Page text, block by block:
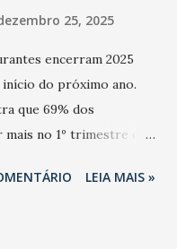
25, 2025
encerram 2025
do próximo ano.
que 69% dos
no 1º trimestre de
56% tambémLEIA MAIS »